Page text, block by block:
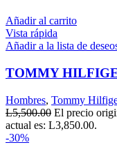
Añadir al carrito
Vista rápida
Añadir a la lista de
TOMMY
Hombres, Tommy
L5,500.00 El precio
actual es: L3,850.00.
-30%